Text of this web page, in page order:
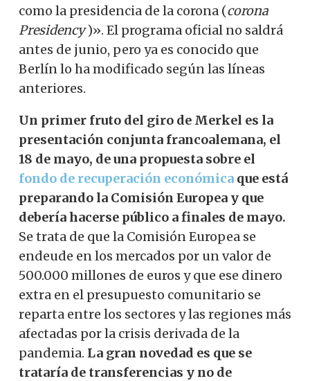
como la presidencia de la corona (corona
Presidency)». El programa oficial no saldrá
antes de junio, pero ya es conocido que
Berlín lo ha modificado según las líneas
anteriores.
Un primer fruto del giro de Merkel es la
presentación conjunta francoalemana, el
18 de mayo, de una propuesta sobre el
fondo de recuperación económica que está
preparando la Comisión Europea y que
debería hacerse público a finales de mayo.
Se trata de que la Comisión Europea se
endeude en los mercados por un valor de
500.000 millones de euros y que ese dinero
extra en el presupuesto comunitario se
reparta entre los sectores y las regiones más
afectadas por la crisis derivada de la
pandemia. La gran novedad es que se
trataría de transferencias y no de